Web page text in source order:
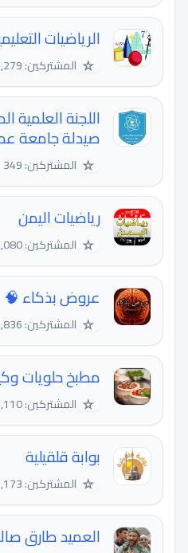
الرياضيات
☆ المشتركين: 2,279
صيدلة جامعة
☆ المشتركين: 349
رياضيات اليمن
☆ المشتركين: 2,080
عروض بذكاء 🧠
☆ المشتركين: 162,836
مطبخ حلويات
☆ المشتركين: 1,110
بوابة قلقيلية
☆ المشتركين: 35,173
العميد طارق